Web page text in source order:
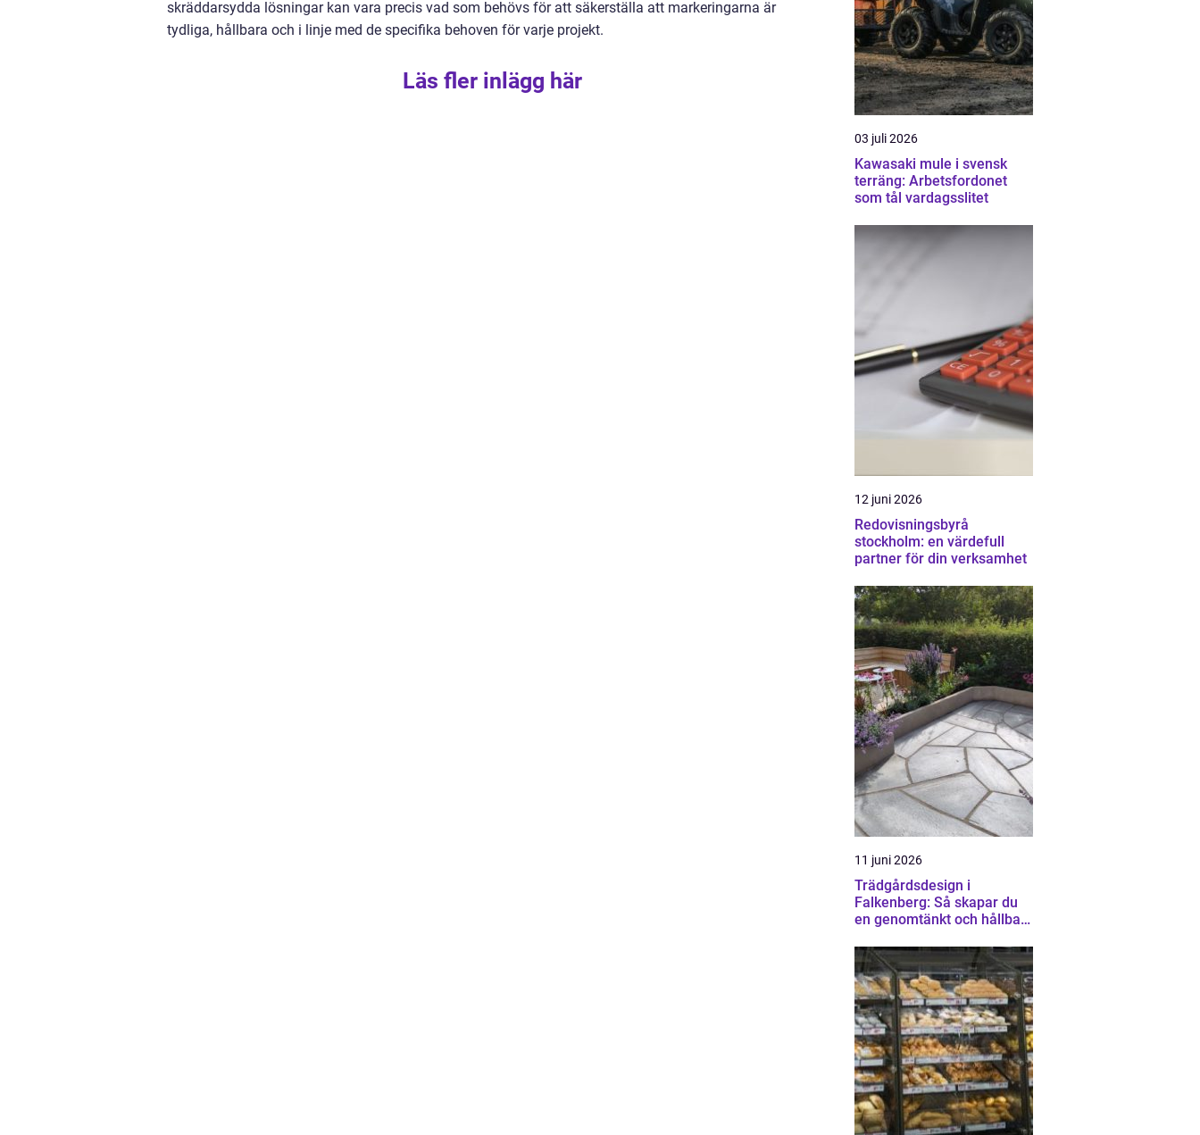
skräddarsydda lösningar kan vara precis vad som behövs för att säkerställa att markeringarna är
tydliga, hållbara och i linje med de specifika behoven för varje projekt.
Läs fler inlägg här
03 juli 2026
Kawasaki mule i svensk
terräng: Arbetsfordonet
som tål vardagsslitet
12 juni 2026
Redovisningsbyrå
stockholm: en värdefull
partner för din verksamhet
11 juni 2026
Trädgårdsdesign i
Falkenberg: Så skapar du
en genomtänkt och hållbar